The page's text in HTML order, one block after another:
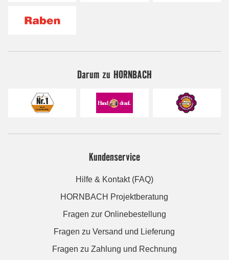
Darum zu HORNBACH
Kundenservice
Hilfe & Kontakt (FAQ)
HORNBACH Projektberatung
Fragen zur Onlinebestellung
Fragen zu Versand und Lieferung
Fragen zu Zahlung und Rechnung